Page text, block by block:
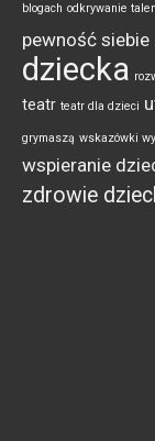
blogach odkrywanie
pewność siebie
dziecka
teatr teatr dla dzieci
grymaszą wskazówki
wspieranie
zdrowie